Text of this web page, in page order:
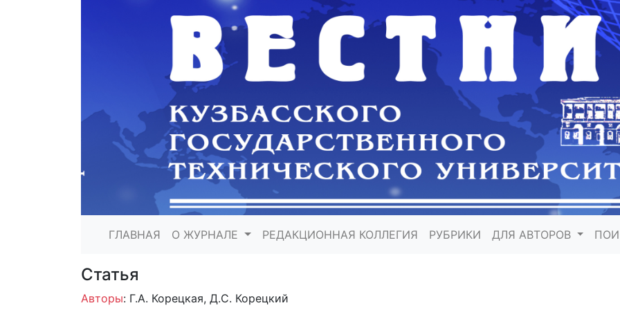
ГЛАВНАЯ О ЖУРНАЛЕ РЕДАКЦИОННАЯ КОЛЛЕГИЯ РУБРИКИ ДЛЯ АВТОРОВ
Статья
Авторы: Г.А. Корецкая, Д.С. Корецкий